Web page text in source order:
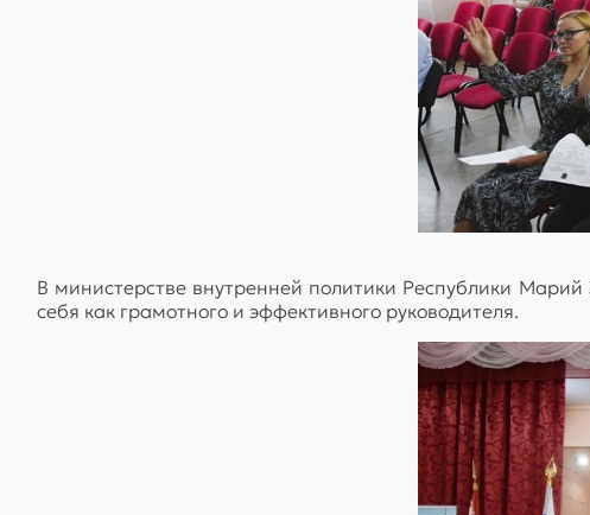
В министерстве внутренней политики Республики
себя как грамотного и эффективного руководителя.